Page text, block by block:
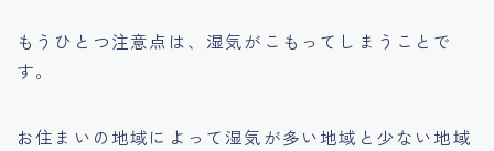
もうひとつ注意点は、湿気がこもってしまうことで
す。
お住まいの地域によって湿気が多い地域と少ない地域